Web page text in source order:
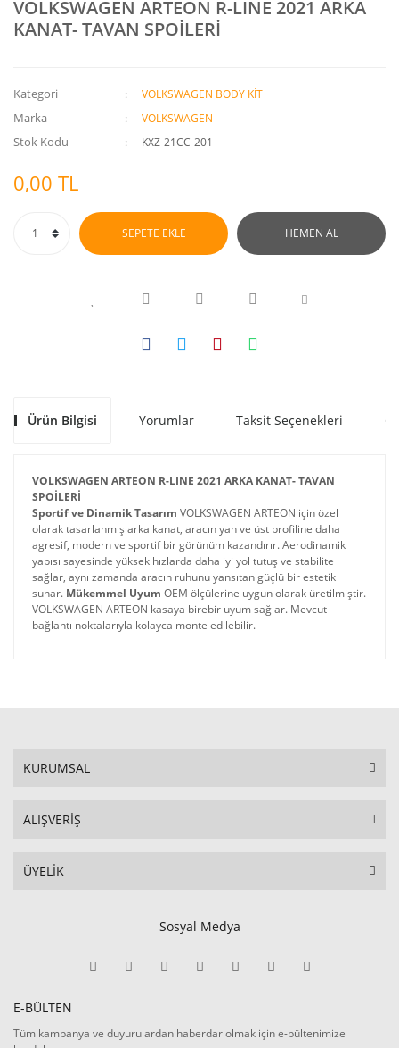
VOLKSWAGEN ARTEON R-LINE 2021 ARKA
KANAT- TAVAN SPOİLERİ
Kategori VOLKSWAGEN BODY KİT
Marka VOLKSWAGEN
Stok Kodu KXZ-21CC-201
0,00 TL
SEPETE EKLE HEMEN AL
Ürün Bilgisi Yorumlar Taksit Seçenekleri
VOLKSWAGEN ARTEON R-LINE 2021 ARKA KANAT- TAVAN
SPOİLERİ
Sportif ve Dinamik Tasarım VOLKSWAGEN ARTEON için özel
olarak tasarlanmış arka kanat, aracın yan ve üst profiline daha
agresif, modern ve sportif bir görünüm kazandırır. Aerodinamik
yapısı sayesinde yüksek hızlarda daha iyi yol tutuş ve stabilite
sağlar, aynı zamanda aracın ruhunu yansıtan güçlü bir estetik
sunar. Mükemmel Uyum OEM ölçülerine uygun olarak üretilmiştir.
VOLKSWAGEN ARTEON kasaya birebir uyum sağlar. Mevcut
bağlantı noktalarıyla kolayca monte edilebilir.
KURUMSAL
ALIŞVERİŞ
ÜYELİK
Sosyal Medya
E-BÜLTEN
Tüm kampanya ve duyurulardan haberdar olmak için e-bültenimize